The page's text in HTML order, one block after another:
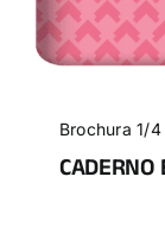
Brochura 1/4